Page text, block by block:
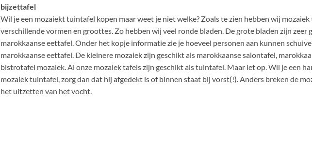
bijzettafel
Wil je een mozaiekt tuintafel kopen maar weet je niet welke? Zoals te zien hebben wij mozaiek
verschillende vormen en groottes. Zo hebben wij veel ronde bladen. De grote bladen zijn zeer
marokkaanse eettafel. Onder het kopje informatie zie je hoeveel personen aan kunnen
marokkaanse eettafel. De kleinere mozaiek zijn geschikt als marokkaanse salontafel,
bistrotafel mozaiek. Al onze mozaiek tafels zijn geschikt als tuintafel. Maar let op. Wil je een
mozaiek tuintafel, zorg dan dat hij afgedekt is of binnen staat bij vorst(!). Anders breken de
het uitzetten van het vocht.